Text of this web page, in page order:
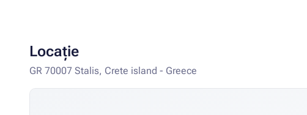
Locație
GR 70007 Stalis, Crete island - Greece